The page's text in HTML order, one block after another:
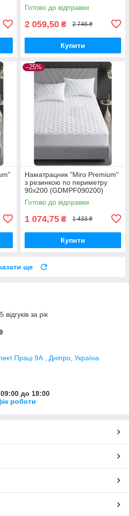
Готово до відправки
2 059,50 ₴ 2 746 ₴
Купити
–25%
Наматрацник "Miro Premium"
з резинкою по периметру
90x200 (GDMPF090200)
Готово до відправки
1 074,75 ₴ 1 433 ₴
Купити
ще
за рік
Праці 9А , Дніпро, Україна
до 18:00
роботи